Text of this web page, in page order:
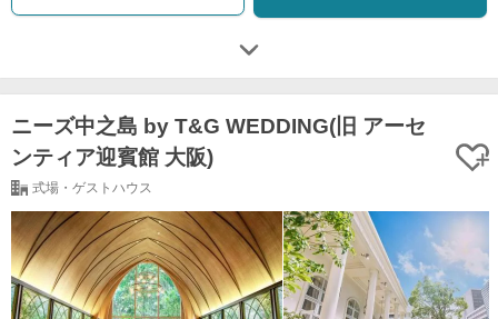
ニーズ中之島 by T&G WEDDING(旧 アーセ
ンティア迎賓館 大阪)
式場・ゲストハウス